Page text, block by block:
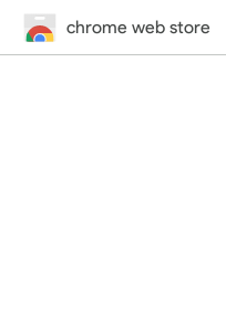
chrome web store